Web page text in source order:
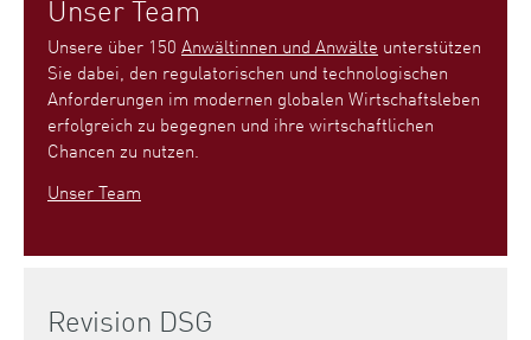
Unser Team
Unsere über 150 Anwältinnen und Anwälte unterstützen
Sie dabei, den regulatorischen und technologischen
Anforderungen im modernen globalen Wirtschaftsleben
erfolgreich zu begegnen und ihre wirtschaftlichen
Chancen zu nutzen.
Unser Team
Revision DSG